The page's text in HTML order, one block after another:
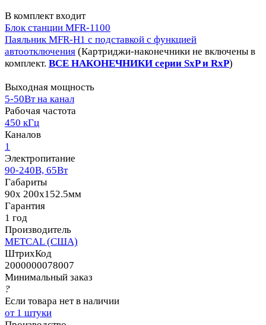
В комплект входит
Блок станции MFR-1100
Паяльник MFR-H1 с подставкой с функцией
автоотключения (Картриджи-наконечники не включены в
комплект. ВСЕ НАКОНЕЧНИКИ серии SxP и RxP)
Выходная мощность
5-50Вт на канал
Рабочая частота
450 кГц
Каналов
1
Электропитание
90-240В, 65Вт
Габариты
90x 200x152.5мм
Гарантия
1 год
Производитель
METCAL (США)
ШтрихКод
2000000078007
Минимальный заказ
?
Если товара нет в наличии
от 1 штуки